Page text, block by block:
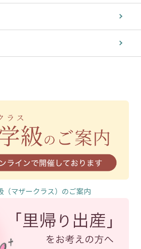
（マザークラス）のご案内